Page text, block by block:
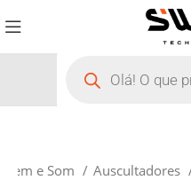
e Som Auscultadores